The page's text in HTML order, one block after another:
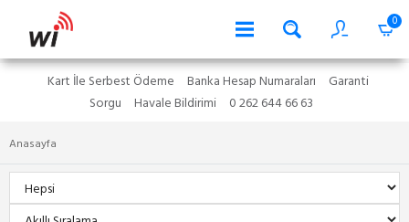
0
Kart İle Serbest Ödeme Banka Hesap Numaraları
Garanti
Sorgu
Havale Bildirimi 0 262 644 66 63
Anasayfa